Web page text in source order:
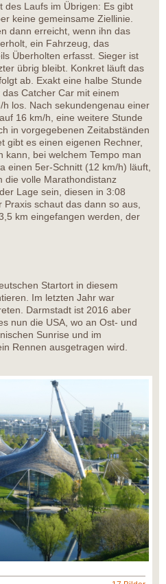
des Laufs im Übrigen: Es gibt
keine gemeinsame Ziellinie.
dann erreicht, wenn ihn das
ein Fahrzeug, das
Überholten erfasst. Sieger ist
übrig bleibt. Konkret läuft das
ab. Exakt eine halbe Stunde
Catcher Car mit einem
los. Nach sekundengenau einer
16 km/h, eine weitere Stunde
in vorgegebenen Zeitabständen
gibt es einen eigenen Rechner,
kann, bei welchem Tempo man
einen 5er-Schnitt (12 km/h) läuft,
die volle Marathondistanz
Lage sein, diesen in 3:08
schaut das dann so aus,
km eingefangen werden, der
Startort in diesem
Im letzten Jahr war
Darmstadt ist 2016 aber
nun die USA, wo an Ost- und
Sunrise und im
Rennen ausgetragen wird.